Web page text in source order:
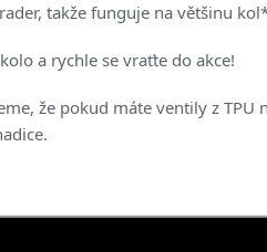
takže funguje na většinu
a rychle se vraťte do akce!
že pokud máte ventily z